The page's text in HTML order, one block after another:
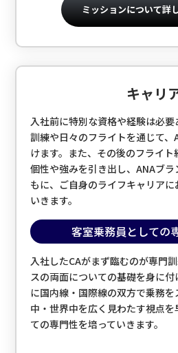
ミッションについて詳
キャリ
入社前に特別な資格や経験は必
訓練や日々のフライトを通じて、
けます。また、その後のフライ
個性や強みを引き出し、ANAブ
もに、ご自身のライフキャリア
いきます。
客室乗務員としての
入社したCAがまず臨むのが専門
スの両面についての基礎を身に
に国内線・国際線の双方で乗務
中・世界中を広く見わたす視点
ての専門性を培っていきます。